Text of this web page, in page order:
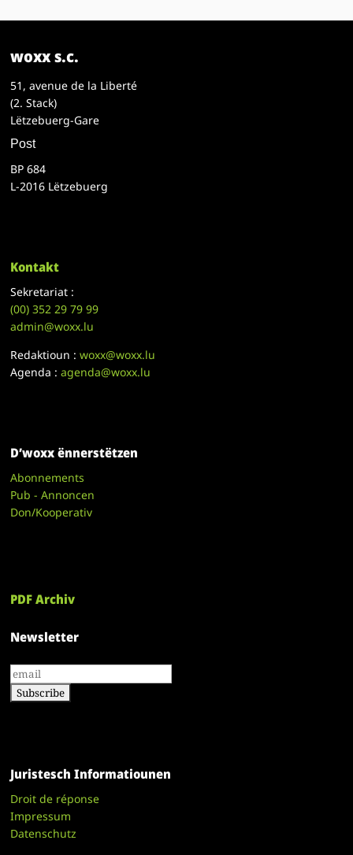
woxx s.c.
51, avenue de la Liberté
(2. Stack)
Lëtzebuerg-Gare
Post
BP 684
L-2016 Lëtzebuerg
Kontakt
Sekretariat :
(00)352 29 79 99
admin@woxx.lu
Redaktioun :woxx@woxx.lu
Agenda :agenda@woxx.lu
D’woxx ënnerstëtzen
Abonnements
Pub - Annoncen
Don/Kooperativ
PDF Archiv
Newsletter
Juristesch Informatiounen
Droit de réponse
Impressum
Datenschutz